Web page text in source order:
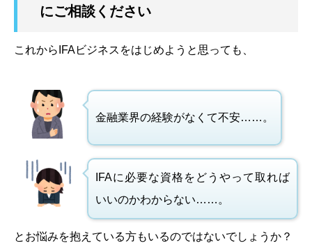
にご相談ください
これからIFAビジネスをはじめようと思っても、
金融業界の経験がなくて不安……。
IFAに必要な資格をどうやって取れば
いいのかわからない……。
とお悩みを抱えている方もいるのではないでしょうか？